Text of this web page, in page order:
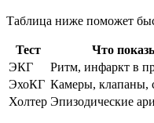
Таблица ниже поможет
Тест Что
ЭКГ
Ритм, инфаркт в
ЭхоКГ Камеры, клапаны,
Холтер Эпизодические